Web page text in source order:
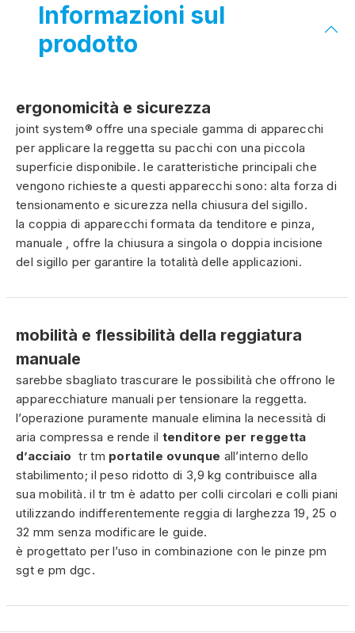
Informazioni sul
prodotto
ergonomicità e sicurezza
joint system® offre una speciale gamma di apparecchi
per applicare la reggetta su pacchi con una piccola
superficie disponibile. le caratteristiche principali che
vengono richieste a questi apparecchi sono: alta forza di
tensionamento e sicurezza nella chiusura del sigillo.
la coppia di apparecchi formata da tenditore e pinza,
manuale , offre la chiusura a singola o doppia incisione
del sigillo per garantire la totalità delle applicazioni.
mobilità e flessibilità della reggiatura
manuale
sarebbe sbagliato trascurare le possibilità che offrono le
apparecchiature manuali per tensionare la reggetta.
l’operazione puramente manuale elimina la necessità di
aria compressa e rende il tenditore per reggetta
d’acciaio tr tm portatile ovunque all’interno dello
stabilimento; il peso ridotto di 3,9 kg contribuisce alla
sua mobilità. il tr tm è adatto per colli circolari e colli piani
utilizzando indifferentemente reggia di larghezza 19, 25 o
32 mm senza modificare le guide.
è progettato per l’uso in combinazione con le pinze pm
sgt e pm dgc.